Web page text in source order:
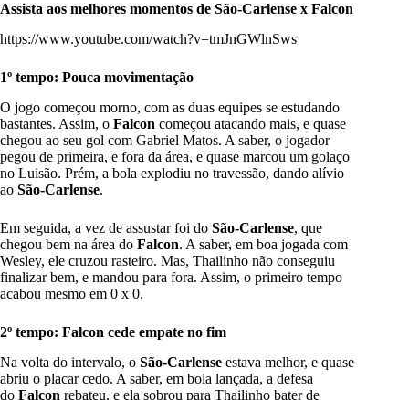
Assista aos melhores momentos de São-Carlense x Falcon
https://www.youtube.com/watch?v=tmJnGWlnSws
1º tempo: Pouca movimentação
O jogo começou morno, com as duas equipes se estudando
bastantes. Assim, o Falcon começou atacando mais, e quase
chegou ao seu gol com Gabriel Matos. A saber, o jogador
pegou de primeira, e fora da área, e quase marcou um golaço
no Luisão. Prém, a bola explodiu no travessão, dando alívio
ao São-Carlense.
Em seguida, a vez de assustar foi do São-Carlense, que
chegou bem na área do Falcon. A saber, em boa jogada com
Wesley, ele cruzou rasteiro. Mas, Thailinho não conseguiu
finalizar bem, e mandou para fora. Assim, o primeiro tempo
acabou mesmo em 0 x 0.
2º tempo: Falcon cede empate no fim
Na volta do intervalo, o São-Carlense estava melhor, e quase
abriu o placar cedo. A saber, em bola lançada, a defesa
do Falcon rebateu, e ela sobrou para Thailinho bater de